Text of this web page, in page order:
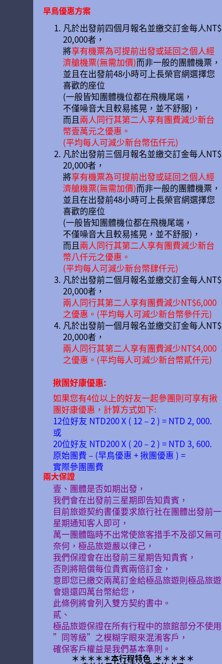
早鳥優惠方案
凡於出發前四個月報名並繳交訂金每人NT$
20,000者，
將享有機票為可提前出發或延回之個人經
濟艙機票(無需加價)而非一般的團體機票，
並且在出發前48小時可上長榮官網選擇您
喜歡的座位
(一般皆知團體機位都在飛機尾端，
不僅噪音大且較易搖晃，並不舒服)，
而且兩人同行其第二人享有團費減少新台
幣壹萬元之優惠。
(平均每人可減少新台幣伍仟元)
凡於出發前三個月報名並繳交訂金每人NT$
20,000者，
將享有機票為可提前出發或延回之個人經
濟艙機票(無需加價)而非一般的團體機票，
並且在出發前48小時可上長榮官網選擇您
喜歡的座位
(一般皆知團體機位都在飛機尾端，
不僅噪音大且較易搖晃，並不舒服)，
而且兩人同行其第二人享有團費減少新台
幣八仟元之優惠。
(平均每人可減少新台幣肆仟元)
凡於出發前二個月報名並繳交訂金每人NT$
20,000者，
兩人同行其第二人享有團費減少NT$6,000
之優惠。(平均每人可減少新台幣參仟元)
凡於出發前一個月報名並繳交訂金每人NT$
20,000者，
兩人同行其第二人享有團費減少NT$4,000
之優惠。(平均每人可減少新台幣貳仟元)
揪團好康優惠:
如果您有4位以上的好友一起參團則可享有揪
團好康優惠，計算方式如下:
12位好友 NTD200 X ( 12 – 2 ) = NTD 2, 000.
或
20位好友 NTD200 X ( 20 – 2 ) = NTD 3, 600.
原始團費 – (早鳥優惠 + 揪團優惠 ) =
實際參團團費
兩大保證
壹、團體是否如期出發，
我們會在出發前三星期即告知貴賓，
目前旅遊契約書僅要求旅行社在團體出發前一
星期通知客人即可，
萬一團體臨時不出常使旅客措手不及卻又無可
奈何，極品旅遊嚴以律己，
我們保證會在出發前三星期告知貴賓，
否則將賠償每位貴賓兩倍訂金，
意即您已繳交兩萬訂金給極品旅遊則極品旅遊
會退還四萬台幣給您，
此條例將會列入雙方契約書中。
貳、
極品旅遊保證在所有行程中的旅館部分不使用
”同等級”之模糊字眼來混淆客戶，
確保客戶權益是我們基本準則。
＊＊＊＊＊本行程特色 ＊＊＊＊＊